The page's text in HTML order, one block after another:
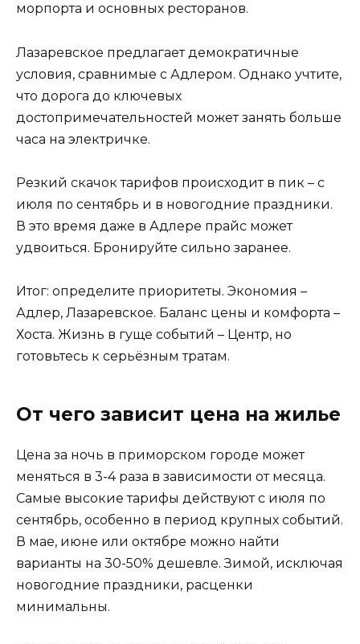
морпорта и основных ресторанов.
Лазаревское предлагает демократичные
условия, сравнимые с Адлером. Однако учтите,
что дорога до ключевых
достопримечательностей может занять больше
часа на электричке.
Резкий скачок тарифов происходит в пик – с
июля по сентябрь и в новогодние праздники.
В это время даже в Адлере прайс может
удвоиться. Бронируйте сильно заранее.
Итог: определите приоритеты. Экономия –
Адлер, Лазаревское. Баланс цены и комфорта –
Хоста. Жизнь в гуще событий – Центр, но
готовьтесь к серьёзным тратам.
От чего зависит цена на жилье
Цена за ночь в приморском городе может
меняться в 3-4 раза в зависимости от месяца.
Самые высокие тарифы действуют с июля по
сентябрь, особенно в период крупных событий.
В мае, июне или октябре можно найти
варианты на 30-50% дешевле. Зимой, исключая
новогодние праздники, расценки
минимальны.